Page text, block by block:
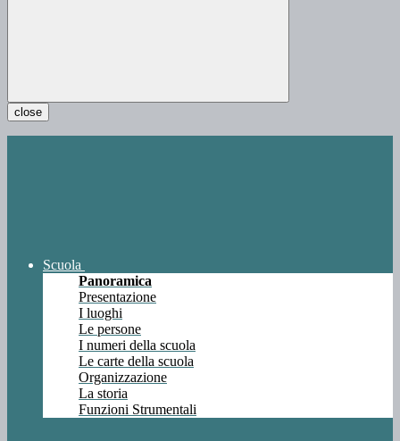
close
Scuola
Panoramica
Presentazione
I luoghi
Le persone
I numeri della scuola
Le carte della scuola
Organizzazione
La storia
Funzioni Strumentali